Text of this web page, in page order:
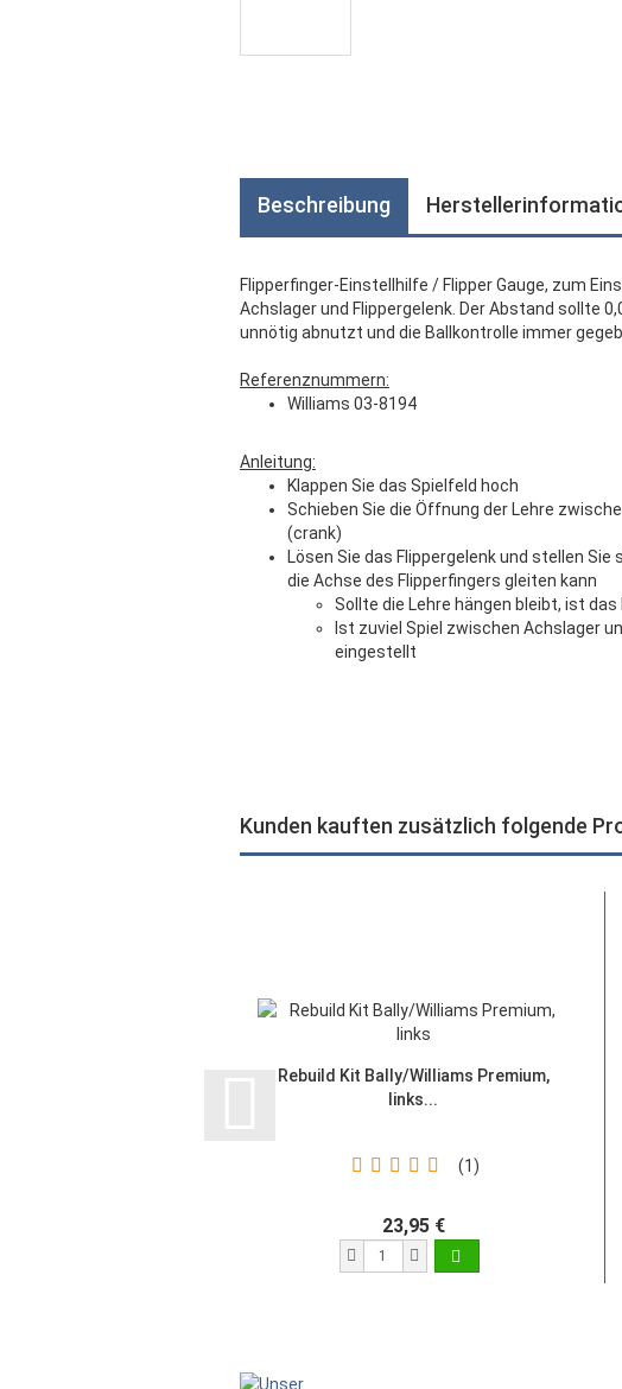
Beschreibung
Flipperfinger-Einstellhilfe / Flipper Gauge, zum
Achslager und Flippergelenk. Der Abstand sollte
unnötig abnutzt und die Ballkontrolle immer
Referenznummern:
Williams 03-8194
Anleitung:
Klappen Sie das Spielfeld hoch
Schieben Sie die Öffnung der Lehre
(crank)
Lösen Sie das Flippergelenk und stellen
die Achse des Flipperfingers gleiten kann
Sollte die Lehre hängen bleibt, ist
Ist zuviel Spiel zwischen Achslager
eingestellt
Kunden kauften zusätzlich folgende
Rebuild Kit Bally/Williams Premium,
links...
1
23,95 €